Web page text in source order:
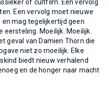
of cultfilm. Een vervolg
Een vervolg moet nieuwe
mag tegelijkertijd geen
Moeilijk. Moeilijk.
geval van Damien Thorn die
niet zo moeilijk. Elke
biedt nieuw verhalend
en de honger naar macht